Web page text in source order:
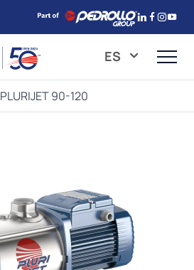
ES
PLURIJET 90-120